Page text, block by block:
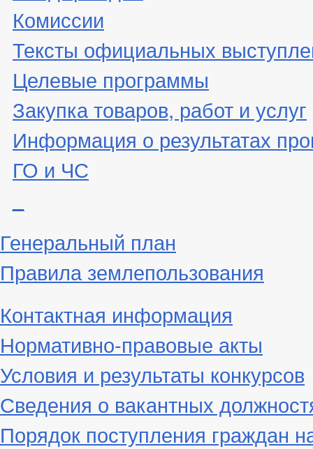
Комиссии
Тексты официальных
Целевые программы
Закупка товаров, работ и услуг
Информация о результатах
ГО и ЧС
Генеральный план
Правила землепользования
Контактная информация
Нормативно-правовые акты
Условия и результаты конкурсов
Сведения о вакантных
Порядок поступления граждан